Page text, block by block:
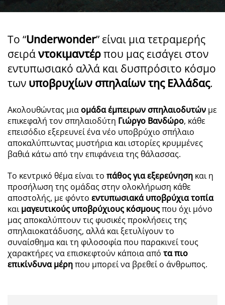
Το “Underwonder” είναι μια τετραμερής
σειράντοκιμαντέρπου μας εισάγει στον
εντυπωσιακό αλλά και δυσπρόσιτο κόσμο
των υποβρυχίων σπηλαίων της Ελλάδας.
Ακολουθώντας μιαομάδα έμπειρων σπηλαιοδυτών με
επικεφαλή τον σπηλαιοδύτη Γιώργο Βανδώρο, κάθε
επεισόδιο εξερευνεί ένα νέο υποβρύχιο σπήλαιο
αποκαλύπτωντας μυστήρια και ιστορίες κρυμμένες
βαθιά κάτω από την επιφάνεια της θάλασσας.
Το κεντρικό θέμα είναι το πάθος για εξερεύνηση και η
προσήλωση της ομάδας στην ολοκλήρωση κάθε
αποστολής, με φόντο εντυπωσιακά υποβρύχια τοπία
καιμαγευτικούς υποβρύχιους κόσμουςπου όχι μόνο
μας αποκαλύπτουν τις φυσικές προκλήσεις της
σπηλαιοκατάδυσης, αλλά και ξετυλίγουν το
συναίσθημα και τη φιλοσοφία που παρακινεί τους
χαρακτήρες να επισκεφτούν κάποια από τα πιο
επικίνδυνα μέρηπου μπορεί να βρεθεί ο άνθρωπος.